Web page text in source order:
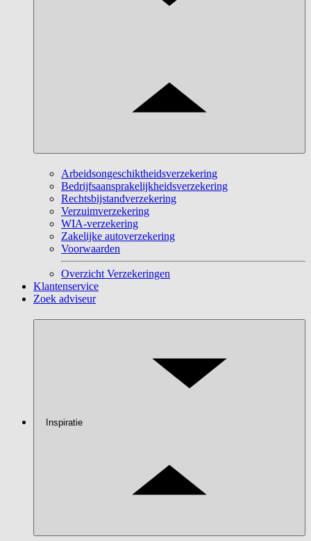
Arbeidsongeschiktheidsverzekering
Bedrijfsaansprakelijkheidsverzekering
Rechtsbijstandverzekering
Verzuimverzekering
WIA-verzekering
Zakelijke autoverzekering
Voorwaarden
Overzicht Verzekeringen
Klantenservice
Zoek adviseur
Inspiratie